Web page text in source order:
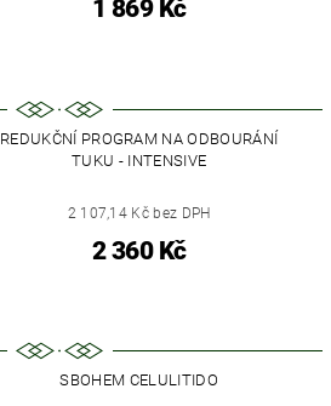
1 869 Kč
REDUKČNÍ PROGRAM NA ODBOURÁNÍ
TUKU - INTENSIVE
2 107,14 Kč bez DPH
2 360 Kč
SBOHEM CELULITIDO